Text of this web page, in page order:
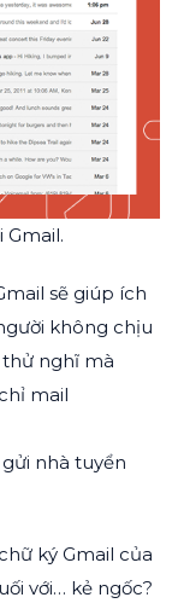
Gmail.
sẽ giúp ích
không chịu
thử nghĩ mà
mail
nhà tuyển
ký Gmail của
với… kẻ ngốc?